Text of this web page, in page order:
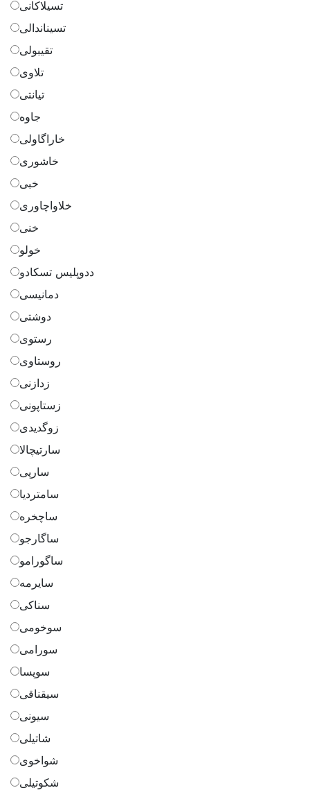
تسیلاکانی
تسیناندالی
تقیبولی
تلاوی
تیانتی
جاوه
خاراگاولی
خاشوری
خبی
خلاواچاوری
خنی
خولو
ددوپلیس تسکادو
دمانیسی
دوشتی
رستوی
روستاوی
زدازنی
زستاپونی
زوگدیدی
سارتیچالا
سارپی
سامتردیا
ساچخره
ساگارجو
ساگورامو
سایرمه
سناکی
سوخومی
سورامی
سوپسا
سیقناقی
سیونی
شاتیلی
شواخوی
شکوتیلی